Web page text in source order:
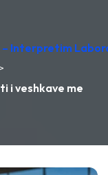
Interpretim
i veshkave me